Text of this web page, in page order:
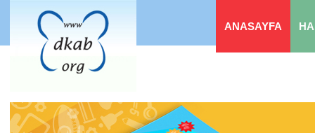
ANASAYFA